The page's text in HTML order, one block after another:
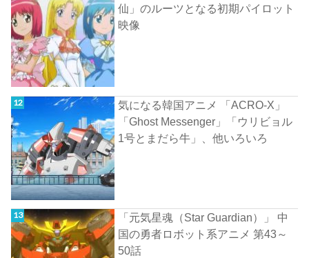
仙」のルーツとなる初期パイロット
映像
気になる韓国アニメ 「ACRO-X」
「Ghost Messenger」「ウリビョル
1号とまだら牛」、他いろいろ
「元気星魂（Star Guardian）」 中
国の勇者ロボット系アニメ 第43～
50話